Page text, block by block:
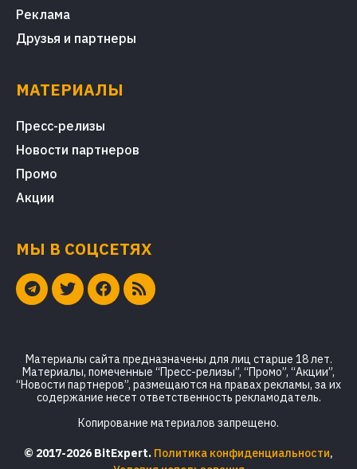
Реклама
Друзья и партнеры
МАТЕРИАЛЫ
Пресс-релизы
Новости партнеров
Промо
Акции
МЫ В СОЦСЕТЯХ
Материалы сайта предназначены для лиц старше 18 лет.
Материалы, помеченные “Пресс-релизы”, “Промо”, “Акции”,
“Новости партнеров”, размещаются на правах рекламы, за их
содержание несет ответственность рекламодатель.
Копирование материалов запрещено.
© 2017-2026 BitExpert. Политика конфиденциальности,